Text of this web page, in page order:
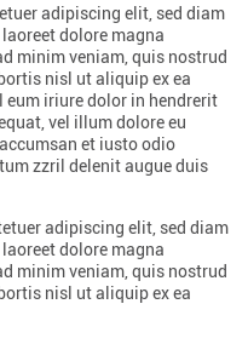
adipiscing elit, sed diam
dolore magna
minim veniam, quis nostrud
nisl ut aliquip ex ea
eum iriure dolor in hendrerit
vel illum dolore eu
et iusto odio
zzril delenit augue duis
adipiscing elit, sed diam
dolore magna
minim veniam, quis nostrud
nisl ut aliquip ex ea